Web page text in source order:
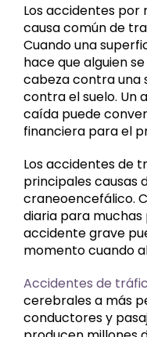
Los accidentes por
causa común de
Cuando una
hace que alguien
cabeza contra una
contra el suelo. Un
caída puede
financiera para el
Los accidentes de
principales causas
craneoencefálico.
diaria para muchas
accidente grave
momento cuando
Accidentes de
cerebrales a más
conductores y